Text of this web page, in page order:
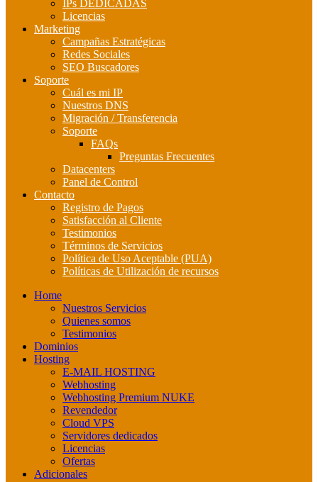
IPs DEDICADAS
Licencias
Marketing
Campañas Estratégicas
Redes Sociales
SEO Buscadores
Soporte
Cuál es mi IP
Nuestros DNS
Migración / Transferencia
Soporte
FAQs
Preguntas Frecuentes
Datacenters
Panel de Control
Contacto
Registro de Pagos
Satisfacción al Cliente
Testimonios
Términos de Servicios
Política de Uso Aceptable (PUA)
Políticas de Utilización de recursos
Home
Nuestros Servicios
Quienes somos
Testimonios
Dominios
Hosting
E-MAIL HOSTING
Webhosting
Webhosting Premium NUKE
Revendedor
Cloud VPS
Servidores dedicados
Licencias
Ofertas
Adicionales